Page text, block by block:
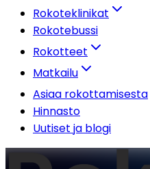
Rokoteklinikat
Rokotebussi
Rokotteet
Matkailu
Asiaa rokottamisesta
Hinnasto
Uutiset ja blogi